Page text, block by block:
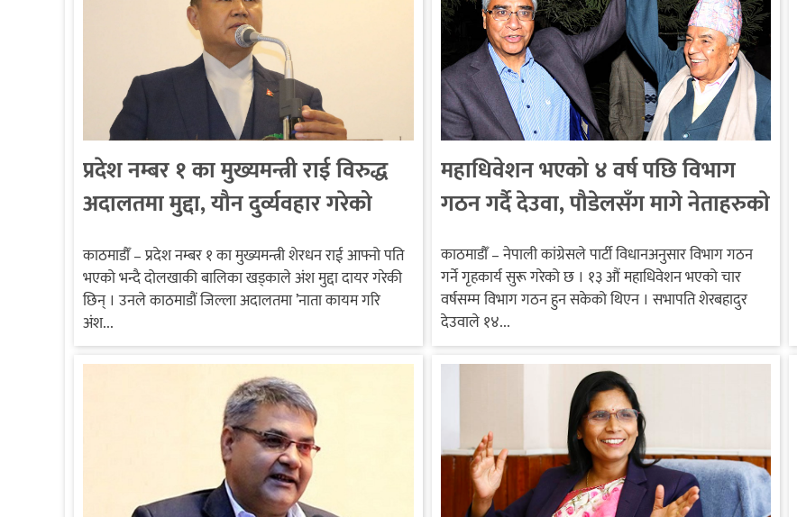
प्रदेश नम्बर १ का मुख्यमन्त्री राई विरुद्ध
अदालतमा मुद्दा, यौन दुर्व्यवहार गरेको
आरोप
काठमाडौँ – प्रदेश नम्बर १ का मुख्यमन्त्री शेरधन राई आफ्नो पति
भएको भन्दै दोलखाकी बालिका खड्काले अंश मुद्दा दायर गरेकी
छिन् । उनले काठमाडौं जिल्ला अदालतमा ’नाता कायम गरि
अंश...
महाधिवेशन भएको ४ वर्ष पछि विभाग
गठन गर्दै देउवा, पौडेलसँग मागे नेताहरुकाे
नामावली
काठमाडौँ – नेपाली कांग्रेसले पार्टी विधानअनुसार विभाग गठन
गर्ने गृहकार्य सुरू गरेको छ । १३ औं महाधिवेशन भएको चार
वर्षसम्म विभाग गठन हुन सकेको थिएन । सभापति शेरबहादुर
देउवाले १४...